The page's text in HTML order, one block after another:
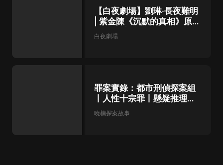
【白夜劇場】劉琳·長夜難明
| 紫金陳《沉默的真相》原著
|壞小孩 | 無證之罪
白夜劇場
罪案實錄：都市刑偵探案組
丨人性十宗罪丨懸疑推理燒
腦
曉楠探案故事